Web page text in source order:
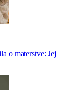
o materstve: Jej